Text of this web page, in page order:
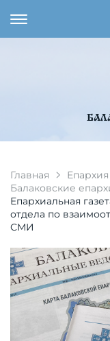
Главная
Епархия
Балаковские
Епархиальная
отдела по
СМИ